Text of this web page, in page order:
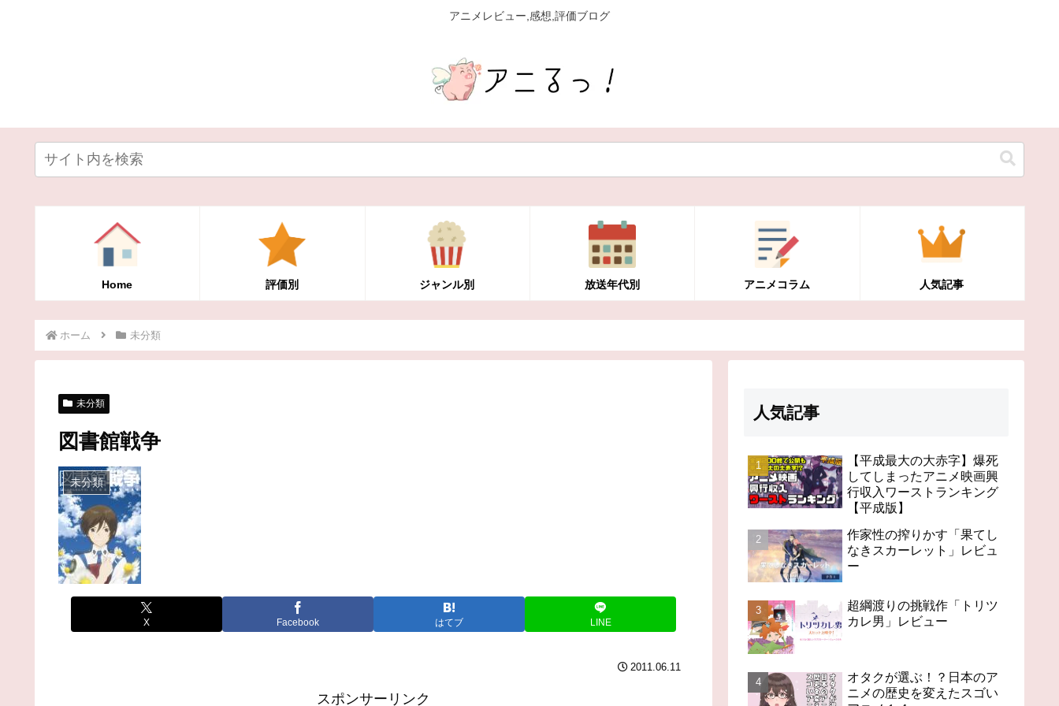
アニメレビュー,感想,評価ブログ
Home 評価別 ジャンル別 放送年代別 アニメコラム 人気記事
ホーム 未分類
未分類
図書館戦争
未分類
X Facebook はてブ LINE
2011.06.11
スポンサーリンク
人気記事
【平成最大の大赤字】爆死
してしまったアニメ映画興
行収入ワーストランキング
【平成版】
作家性の搾りかす「果てし
なきスカーレット」レビュ
ー
超綱渡りの挑戦作「トリツ
カレ男」レビュー
オタクが選ぶ！？日本のア
ニメの歴史を変えたスゴい